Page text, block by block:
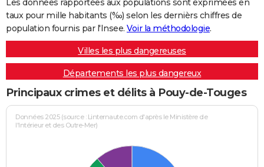
Les données rapportées aux populations sont exprimées en
taux pour mille habitants (‰) selon les dernièrs chiffres de
population fournis par l'Insee. Voir la méthodologie.
Villes les plus dangereuses
Départements les plus dangereux
Principaux crimes et délits à Pouy-de-Touges
Données 2025 (source : Linternaute.com d'après le Ministère de
l'Intérieur et des Outre-Mer)